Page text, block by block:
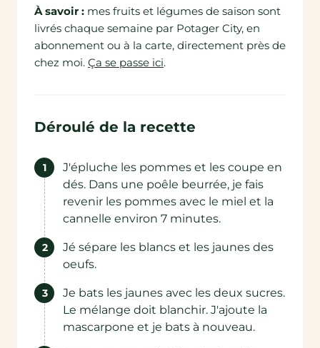
À savoir : mes fruits et légumes de saison sont
livrés chaque semaine par Potager City, en
abonnement ou à la carte, directement près de
chez moi. Ça se passe ici.
Déroulé de la recette
J'épluche les pommes et les coupe en
dés. Dans une poêle beurrée, je fais
revenir les pommes avec le miel et la
cannelle environ 7 minutes.
Jé sépare les blancs et les jaunes des
oeufs.
Je bats les jaunes avec les deux sucres.
Le mélange doit blanchir. J'ajoute la
mascarpone et je bats à nouveau.